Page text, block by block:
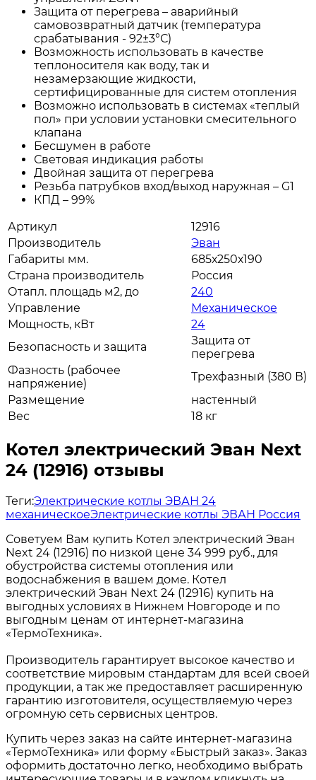
Защита от перегрева – аварийный
самовозвратный датчик (температура
срабатывания - 92±3°С)
Возможность использовать в качестве
теплоносителя как воду, так и
незамерзающие жидкости,
сертифицированные для систем отопления
Возможно использовать в системах «теплый
пол» при условии установки смесительного
клапана
Бесшумен в работе
Световая индикация работы
Двойная защита от перегрева
Резьба патрубков вход/выход наружная – G1
КПД – 99%
Артикул
12916
Производитель
Эван
Габариты мм.
685х250х190
Страна производитель
Россия
Отапл. площадь м2, до
240
Управление
Механическое
Мощность, кВт
24
Безопасность и защита
Защита от
перегрева
Фазность (рабочее
напряжение)
Трехфазный (380 В)
Размещение
настенный
Вес
18 кг
Котел электрический Эван Next
24 (12916) отзывы
Теги:Электрические котлы ЭВАН 24
механическоеЭлектрические котлы ЭВАН Россия
Советуем Вам купить Котел электрический Эван
Next 24 (12916) по низкой цене 34 999 руб., для
обустройства системы отопления или
водоснабжения в вашем доме. Котел
электрический Эван Next 24 (12916) купить на
выгодных условиях в Нижнем Новгороде и по
выгодным ценам от интернет-магазина
«ТермоТехника».
Производитель гарантирует высокое качество и
соответствие мировым стандартам для всей своей
продукции, а так же предоставляет расширенную
гарантию изготовителя, осуществляемую через
огромную сеть сервисных центров.
Купить через заказ на сайте интернет-магазина
«ТермоТехника» или форму «Быстрый заказ». Заказ
оформить достаточно легко, необходимо выбрать